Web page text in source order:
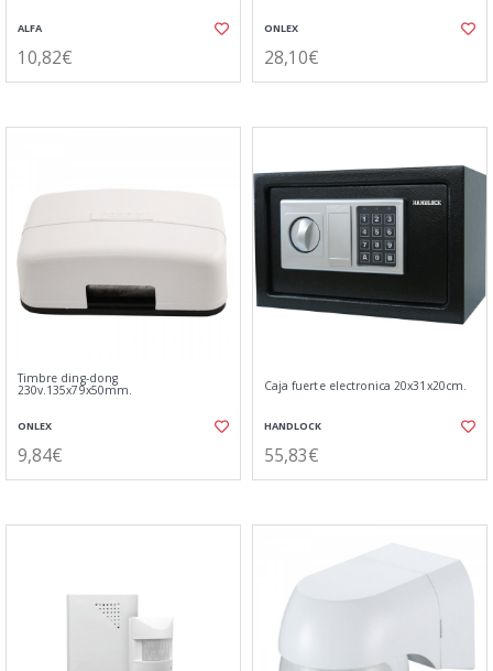
ALFA
10,82€
ONLEX
28,10€
Timbre ding-dong
230v.135x79x50mm.
ONLEX
9,84€
Caja fuerte electronica 20x31x20cm.
HANDLOCK
55,83€